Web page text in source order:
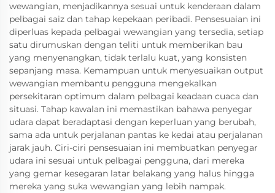
wewangian, menjadikannya sesuai untuk kenderaan dalam
pelbagai saiz dan tahap kepekaan peribadi. Pensesuaian ini
diperluas kepada pelbagai wewangian yang tersedia, setiap
satu dirumuskan dengan teliti untuk memberikan bau
yang menyenangkan, tidak terlalu kuat, yang konsisten
sepanjang masa. Kemampuan untuk menyesuaikan output
wewangian membantu pengguna mengekalkan
persekitaran optimum dalam pelbagai keadaan cuaca dan
situasi. Tahap kawalan ini memastikan bahawa penyegar
udara dapat beradaptasi dengan keperluan yang berubah,
sama ada untuk perjalanan pantas ke kedai atau perjalanan
jarak jauh. Ciri-ciri pensesuaian ini membuatkan penyegar
udara ini sesuai untuk pelbagai pengguna, dari mereka
yang gemar kesegaran latar belakang yang halus hingga
mereka yang suka wewangian yang lebih nampak.